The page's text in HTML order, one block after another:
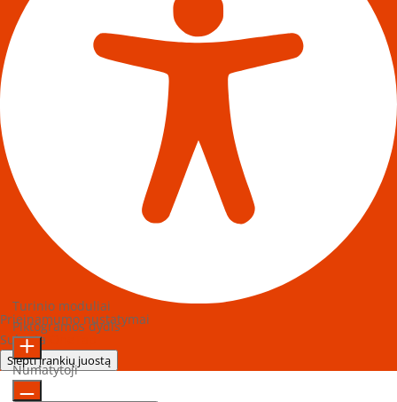
Prieinamumo nustatymai
Sukurta
Slėpti įrankių juostą
Turinio moduliai
Piktogramos dydis
Numatytoji